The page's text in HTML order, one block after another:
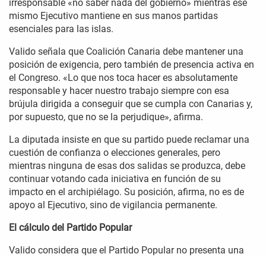
irresponsable «no saber nada del gobierno» mientras ese
mismo Ejecutivo mantiene en sus manos partidas
esenciales para las islas.
Valido señala que Coalición Canaria debe mantener una
posición de exigencia, pero también de presencia activa en
el Congreso. «Lo que nos toca hacer es absolutamente
responsable y hacer nuestro trabajo siempre con esa
brújula dirigida a conseguir que se cumpla con Canarias y,
por supuesto, que no se la perjudique», afirma.
La diputada insiste en que su partido puede reclamar una
cuestión de confianza o elecciones generales, pero
mientras ninguna de esas dos salidas se produzca, debe
continuar votando cada iniciativa en función de su
impacto en el archipiélago. Su posición, afirma, no es de
apoyo al Ejecutivo, sino de vigilancia permanente.
El cálculo del Partido Popular
Valido considera que el Partido Popular no presenta una